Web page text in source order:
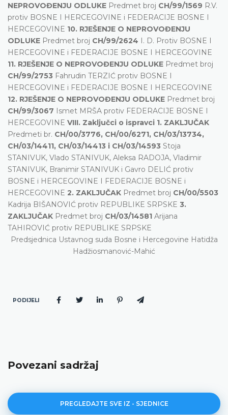
NEPROVOĐENJU ODLUKE Predmet broj CH/99/1569 R.V.
protiv BOSNE I HERCEGOVINE i FEDERACIJE BOSNE I
HERCEGOVINE 10. RJEŠENJE O NEPROVOĐENJU
ODLUKE Predmet broj CH/99/2624 I. D. Protiv BOSNE I
HERCEGOVINE i FEDERACIJE BOSNE I HERCEGOVINE
11. RJEŠENJE O NEPROVOĐENJU ODLUKE Predmet broj
CH/99/2753 Fahrudin TERZIĆ protiv BOSNE I
HERCEGOVINE i FEDERACIJE BOSNE I HERCEGOVINE
12. RJEŠENJE O NEPROVOĐENJU ODLUKE Predmet broj
CH/99/3067 Ismet MRŠA protiv FEDERACIJE BOSNE I
HERCEGOVINE VIII. Zaključci o ispravci 1. ZAKLJUČAK
Predmeti br. CH/00/3776, CH/00/6271, CH/03/13734,
CH/03/14411, CH/03/14413 i CH/03/14593 Stoja
STANIVUK, Vlado STANIVUK, Aleksa RADOJA, Vladimir
STANIVUK, Branimir STANIVUK i Gavro DELIĆ protiv
BOSNE i HERCEGOVINE I FEDERACIJE BOSNE i
HERCEGOVINE 2. ZAKLJUČAK Predmet broj CH/00/5503
Kadrija BIŠANOVIĆ protiv REPUBLIKE SRPSKE 3.
ZAKLJUČAK Predmet broj CH/03/14581 Arijana
TAHIROVIĆ protiv REPUBLIKE SRPSKE
Predsjednica Ustavnog suda Bosne i Hercegovine Hatidža
Hadžiosmanović-Mahić
PODIJELI
Povezani sadržaj
PREGLEDAJTE SVE IZ - SJEDNICE